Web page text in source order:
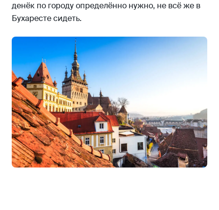
денёк по городу определённо нужно, не всё же в
Бухаресте сидеть.